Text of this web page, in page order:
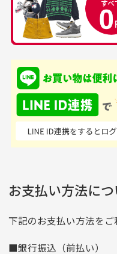
中古ゴルフウェアの
品揃えがすごい
て、ここまでゴルフブラ
ンドの取り扱いがある
はすごい。 毎日たくさ
んの商品がアップされ
いるので新作チェック
生じている場合がご
銀行振込（前払い
入金確認後商品発
※土曜、日曜、祝日は
せん。
尚、お振込み手数料は
商品発送となります。
ご注文頂いてから
りますのでご了承くだ
支店名
和歌山
口座種別
普通
申し込まれた商品と
商品説明に記載され
の場合
お支払い方法につ
下記のお支払い方法をご
■銀行振込（前払い）